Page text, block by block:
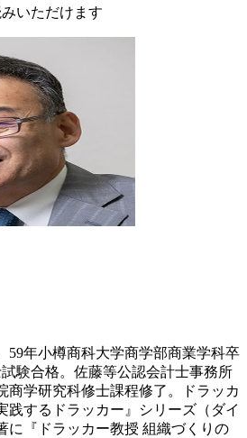
いただけます
59年小樽商科大学商学部商業学科卒
験合格。佐藤等公認会計士事務所
商学研究科修士課程修了。ドラッカ
践するドラッカー』シリーズ（ダイ
に『ドラッカー教授 組織づくりの